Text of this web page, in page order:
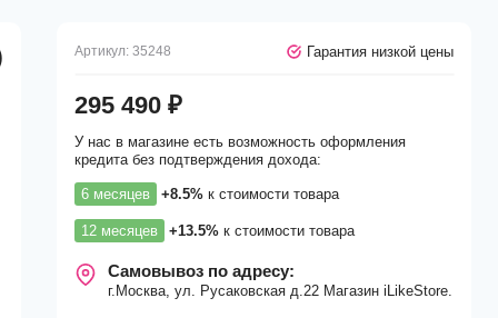
Артикул:35248 Гарантия низкой цены
295 490₽
У нас в магазине есть возможность оформления
кредита без подтверждения дохода:
6 месяцев +8.5% к стоимости товара
12 месяцев +13.5% к стоимости товара
Самовывоз по адресу:
г.Москва, ул. Русаковская д.22 Магазин iLikeStore.